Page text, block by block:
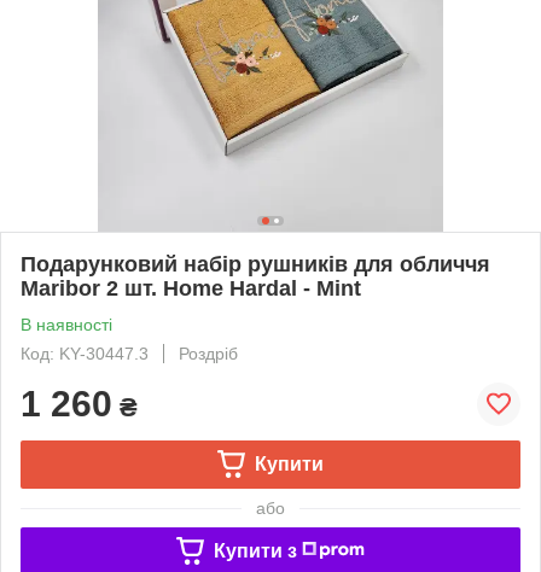
Подарунковий набір рушників для обличчя
Maribor 2 шт. Home Hardal - Mint
В наявності
Код: KY-30447.3
Роздріб
1 260 ₴
Купити
або
Купити з